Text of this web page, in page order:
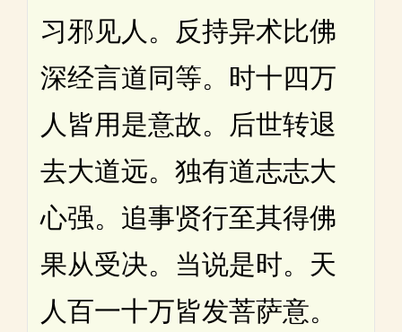
习邪见人。反持异术比佛
深经言道同等。时十四万
人皆用是意故。后世转退
去大道远。独有道志志大
心强。追事贤行至其得佛
果从受决。当说是时。天
人百一十万皆发菩萨意。